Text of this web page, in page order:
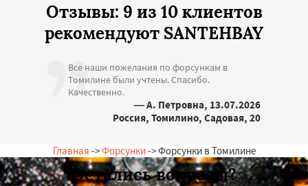
Отзывы: 9 из 10 клиентов
рекомендуют SANTEHBAY
Все наши пожелания по форсункам в
Томилине были учтены. Спасибо.
Качественно.
— А. Петровна, 13.07.2026
Россия, Томилино, Садовая, 20
Главная ->Форсунки-> Форсунки в Томилине
Остались вопросы?